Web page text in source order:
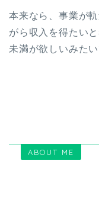
本来なら、事業が
がら収入を得たい
未満が欲しいみた
ABOUT ME